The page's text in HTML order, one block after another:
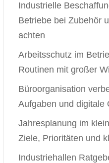
Industrielle
Betriebe bei Zubehör
achten
Arbeitsschutz im
Routinen mit großer
Büroorganisation
Aufgaben und digitale
Jahresplanung im
Ziele, Prioritäten und
Industriehallen